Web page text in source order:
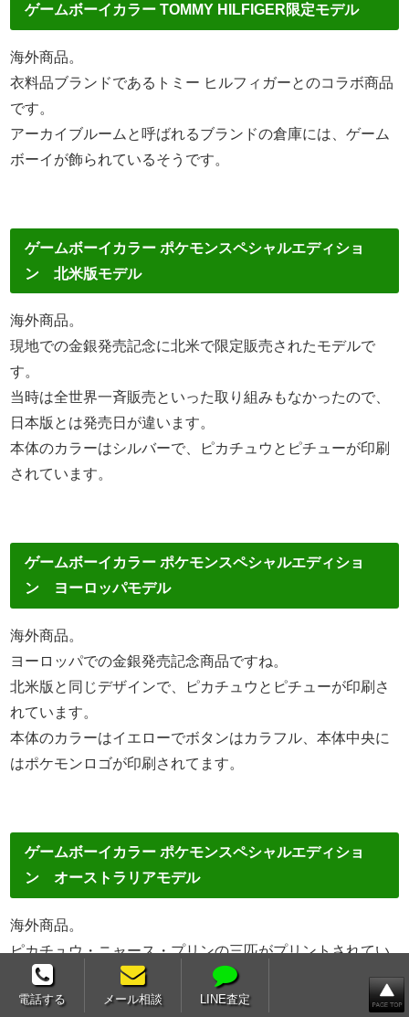
ゲームボーイカラー TOMMY HILFIGER限定モデル
海外商品。
衣料品ブランドであるトミー ヒルフィガーとのコラボ商品
です。
アーカイブルームと呼ばれるブランドの倉庫には、ゲーム
ボーイが飾られているそうです。
ゲームボーイカラー ポケモンスペシャルエディショ
ン 北米版モデル
海外商品。
現地での金銀発売記念に北米で限定販売されたモデルで
す。
当時は全世界一斉販売といった取り組みもなかったので、
日本版とは発売日が違います。
本体のカラーはシルバーで、ピカチュウとピチューが印刷
されています。
ゲームボーイカラー ポケモンスペシャルエディショ
ン ヨーロッパモデル
海外商品。
ヨーロッパでの金銀発売記念商品ですね。
北米版と同じデザインで、ピカチュウとピチューが印刷さ
れています。
本体のカラーはイエローでボタンはカラフル、本体中央に
はポケモンロゴが印刷されてます。
ゲームボーイカラー ポケモンスペシャルエディショ
ン オーストラリアモデル
海外商品。
ピカチュウ・ニャース・プリンの三匹がプリントされてい
ます。
こちらはオーストラリアの金銀発売記念。
電話する メール相談 LINE査定